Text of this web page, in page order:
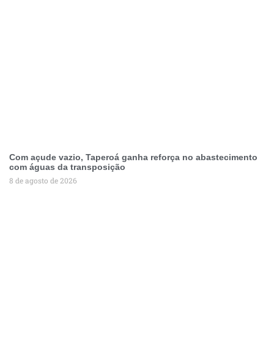
Com açude vazio, Taperoá ganha reforça no abastecimento
com águas da transposição
8 de agosto de 2026